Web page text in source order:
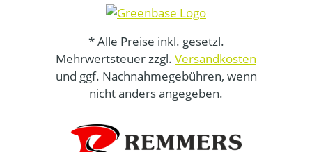
* Alle Preise inkl. gesetzl.
Mehrwertsteuer zzgl. Versandkosten
und ggf. Nachnahmegebühren, wenn
nicht anders angegeben.